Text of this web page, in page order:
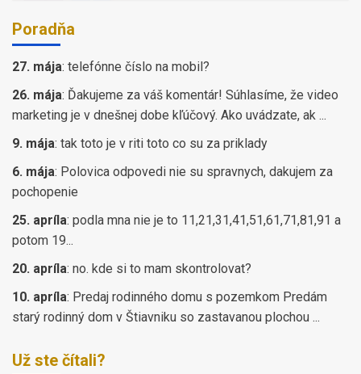
Poradňa
27. mája: telefónne číslo na mobil?
26. mája: Ďakujeme za váš komentár! Súhlasíme, že video
marketing je v dnešnej dobe kľúčový. Ako uvádzate, ak ...
9. mája: tak toto je v riti toto co su za priklady
6. mája: Polovica odpovedi nie su spravnych, dakujem za
pochopenie
25. apríla: podla mna nie je to 11,21,31,41,51,61,71,81,91 a
potom 19...
20. apríla: no. kde si to mam skontrolovat?
10. apríla: Predaj rodinného domu s pozemkom Predám
starý rodinný dom v Štiavniku so zastavanou plochou ...
Už ste čítali?